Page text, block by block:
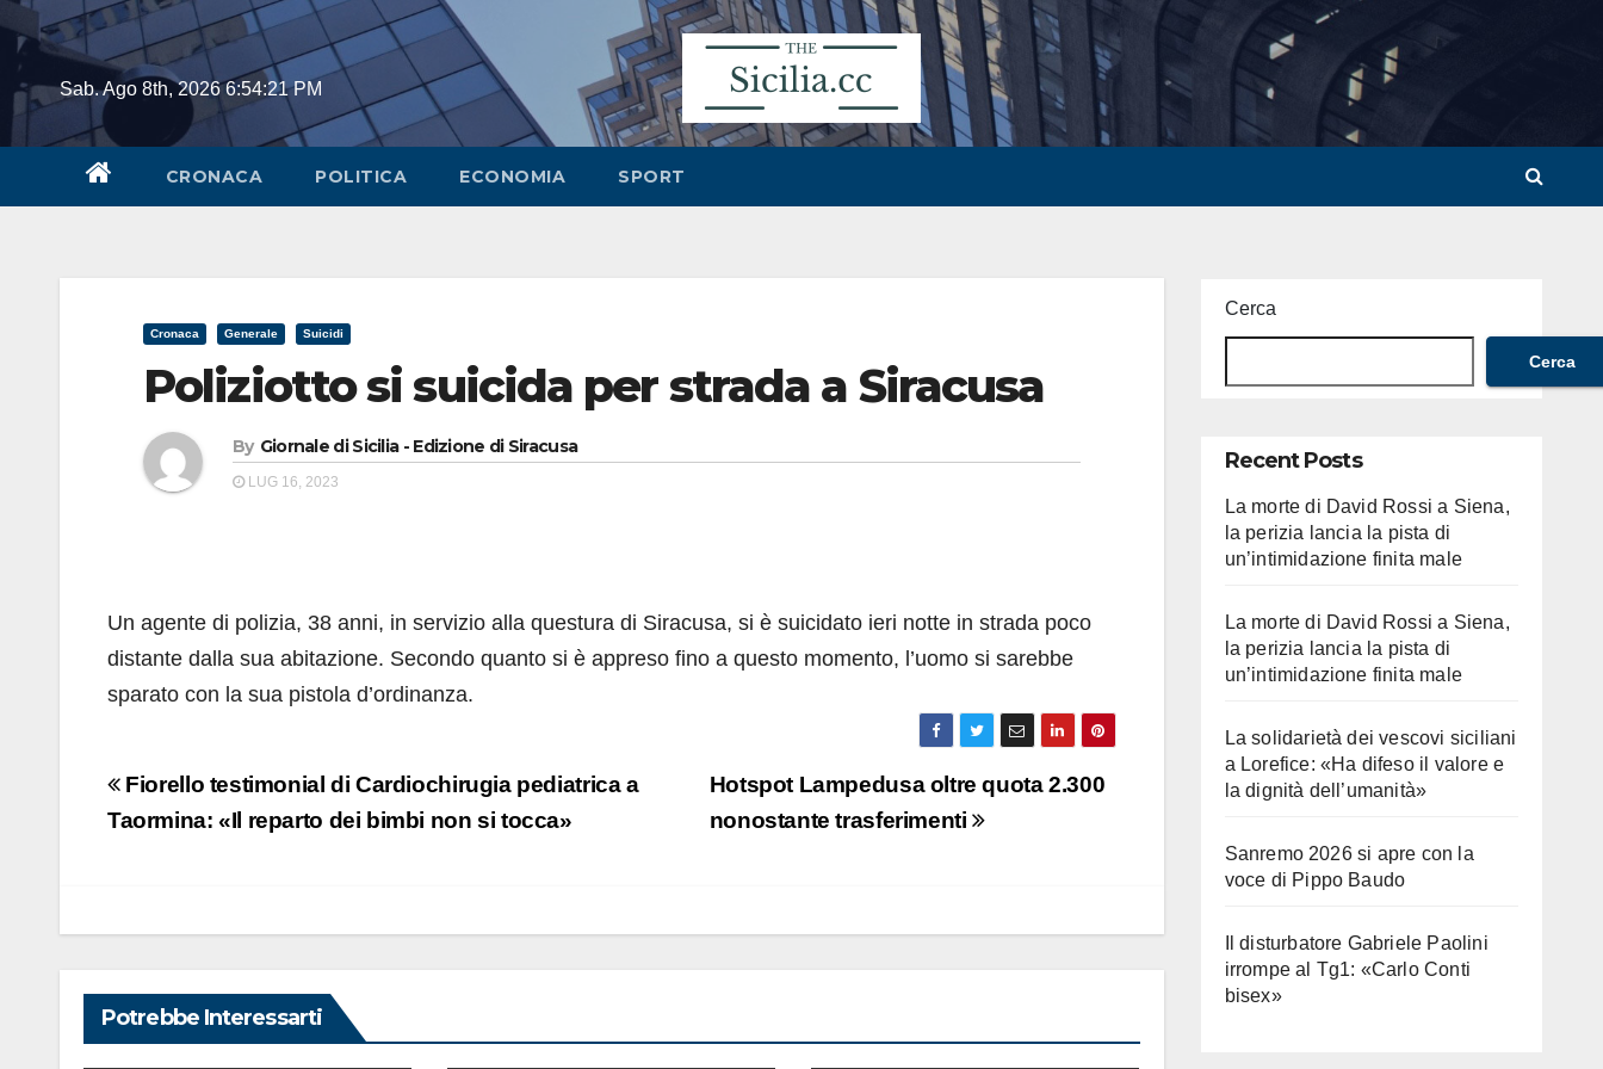
Skip
contentSab. Ago 8th, 20266:54:22 PM
CRONACA POLITICA ECONOMIA SPORT
Cronaca Generale Suicidi
Poliziotto si suicida per strada a Siracusa
By Giornale di Sicilia - Edizione di Siracusa
LUG 16, 2023
Un agente di polizia, 38 anni, in servizio alla questura di Siracusa, si è suicidato ieri notte in strada poco
distante dalla sua abitazione. Secondo quanto si è appreso fino a questo momento, l’uomo si sarebbe
sparato con la sua pistola d’ordinanza.
Navigazione
articoli
Hotspot Lampedusa oltre quota 2.300
nonostante trasferimenti
Fiorello testimonial di Cardiochirugia pediatrica a
Taormina: «Il reparto dei bimbi non si tocca»
Potrebbe Interessarti
Cerca
Cerca
Recent Posts
La morte di David Rossi a Siena,
la perizia lancia la pista di
un’intimidazione finita male
La morte di David Rossi a Siena,
la perizia lancia la pista di
un’intimidazione finita male
La solidarietà dei vescovi siciliani
a Lorefice: «Ha difeso il valore e
la dignità dell’umanità»
Sanremo 2026 si apre con la
voce di Pippo Baudo
Il disturbatore Gabriele Paolini
irrompe al Tg1: «Carlo Conti
bisex»